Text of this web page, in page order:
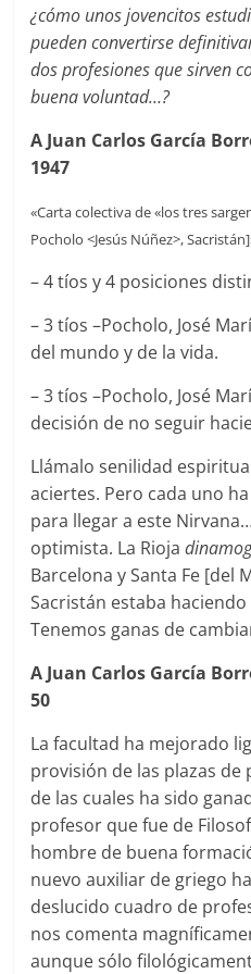
¿cómo unos jovencitos
pueden convertirse
dos profesiones que sirven
buena voluntad…?
A Juan Carlos García
1947
«Carta colectiva de «los tres
Pocholo <Jesús Núñez>,
– 4 tíos y 4 posiciones
– 3 tíos –Pocholo, José
del mundo y de la vida.
– 3 tíos –Pocholo, José
decisión de no seguir
Llámalo senilidad
aciertes. Pero cada uno
para llegar a este
optimista. La Rioja
Barcelona y Santa Fe [del
Sacristán estaba
Tenemos ganas de
A Juan Carlos García
50
La facultad ha mejorado
provisión de las plazas
de las cuales ha sido
profesor que fue de
hombre de buena
nuevo auxiliar de griego
deslucido cuadro de
nos comenta
aunque sólo